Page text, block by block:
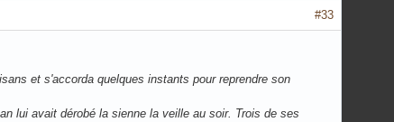
#33
et s'accorda quelques instants pour reprendre son
lui avait dérobé la sienne la veille au soir. Trois de ses